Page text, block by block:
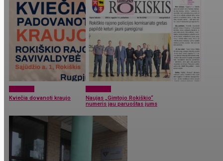
Kviečia dovanoti kraujo
Naujas „Gimtojo Rokiškio“
numeris jau paruoštas jums